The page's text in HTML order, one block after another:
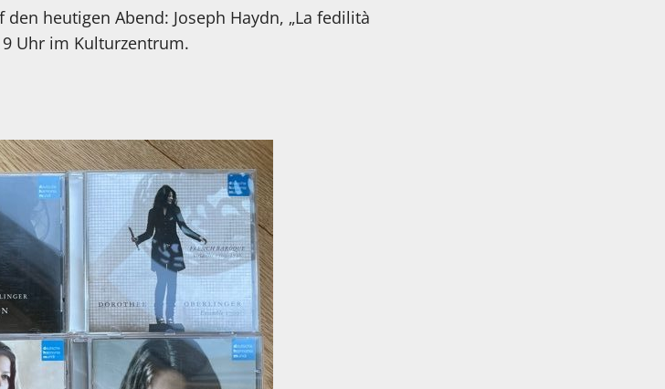
heutigen Abend: Joseph Haydn, „La fedilità
Uhr im Kulturzentrum.